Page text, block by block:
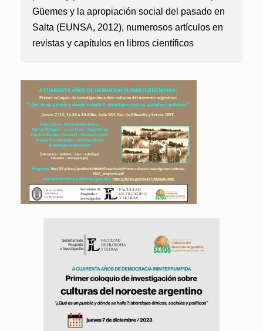
Güemes y la apropiación social del pasado en
Salta (EUNSA, 2012), numerosos artículos en
revistas y capítulos en libros científicos